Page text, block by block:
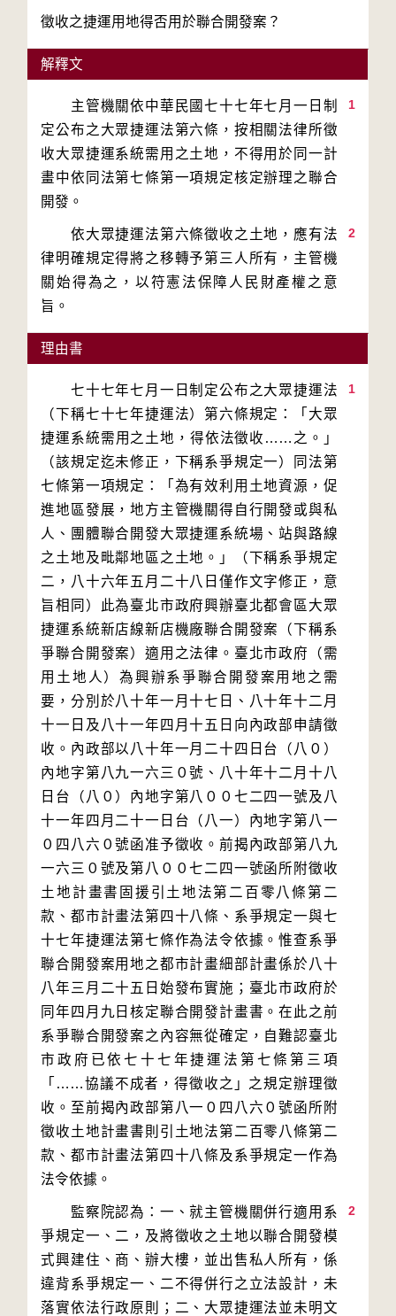
徵收之捷運用地得否用於聯合開發案？
解釋文
1
主管機關依中華民國七十七年七月一日制
定公布之大眾捷運法第六條，按相關法律所徵
收大眾捷運系統需用之土地，不得用於同一計
畫中依同法第七條第一項規定核定辦理之聯合
2
依大眾捷運法第六條徵收之土地，應有法
律明確規定得將之移轉予第三人所有，主管機
關始得為之，以符憲法保障人民財產權之意
理由書
1
七十七年七月一日制定公布之大眾捷運法
（下稱七十七年捷運法）第六條規定：「大眾
捷運系統需用之土地，得依法徵收……之。」
（該規定迄未修正，下稱系爭規定一）同法第
七條第一項規定：「為有效利用土地資源，促
進地區發展，地方主管機關得自行開發或與私
人、團體聯合開發大眾捷運系統場、站與路線
之土地及毗鄰地區之土地。」（下稱系爭規定
二，八十六年五月二十八日僅作文字修正，意
旨相同）此為臺北市政府興辦臺北都會區大眾
捷運系統新店線新店機廠聯合開發案（下稱系
爭聯合開發案）適用之法律。臺北市政府（需
用土地人）為興辦系爭聯合開發案用地之需
要，分別於八十年一月十七日、八十年十二月
十一日及八十一年四月十五日向內政部申請徵
收。內政部以八十年一月二十四日台（八０）
內地字第八九一六三０號、八十年十二月十八
日台（八０）內地字第八００七二四一號及八
十一年四月二十一日台（八一）內地字第八一
０四八六０號函准予徵收。前揭內政部第八九
一六三０號及第八００七二四一號函所附徵收
土地計畫書固援引土地法第二百零八條第二
款、都市計畫法第四十八條、系爭規定一與七
十七年捷運法第七條作為法令依據。惟查系爭
聯合開發案用地之都市計畫細部計畫係於八十
八年三月二十五日始發布實施；臺北市政府於
同年四月九日核定聯合開發計畫書。在此之前
系爭聯合開發案之內容無從確定，自難認臺北
市政府已依七十七年捷運法第七條第三項
「……協議不成者，得徵收之」之規定辦理徵
收。至前揭內政部第八一０四八六０號函所附
徵收土地計畫書則引土地法第二百零八條第二
款、都市計畫法第四十八條及系爭規定一作為
2
監察院認為：一、就主管機關併行適用系
爭規定一、二，及將徵收之土地以聯合開發模
式興建住、商、辦大樓，並出售私人所有，係
違背系爭規定一、二不得併行之立法設計，未
落實依法行政原則；二、大眾捷運法並未明文